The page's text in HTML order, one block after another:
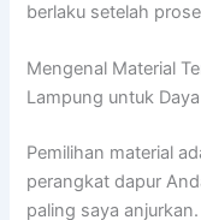
berlaku setelah
Mengenal Material
Lampung untuk
Pemilihan material
perangkat dapur
paling saya anjurkan.